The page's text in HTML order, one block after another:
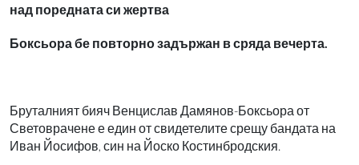
над поредната си жертва
Боксьора бе повторно задържан в сряда вечерта.
Бруталният бияч Венцислав Дамянов-Боксьора от
Световрачене е един от свидетелите срещу бандата на
Иван Йосифов, син на Йоско Костинбродския.